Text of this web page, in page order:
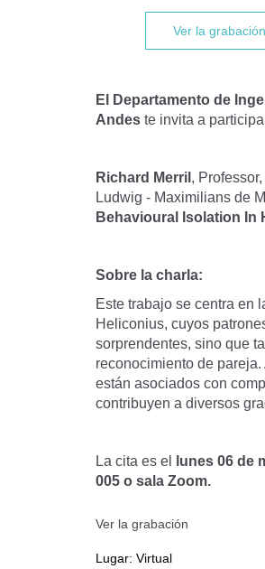
Ver la grabación
El Departamento de
Andes te invita a
Richard Merril ,
Ludwig - Maximilians de
Behavioural Isolation In
Sobre la charla:
Este trabajo se centra en
Heliconius, cuyos
sorprendentes, sino que
reconocimiento de
están asociados con
contribuyen a diversos
La cita es el
lunes 06 de
005 o sala Zoom.
Lugar: Virtual
Ver la grabación